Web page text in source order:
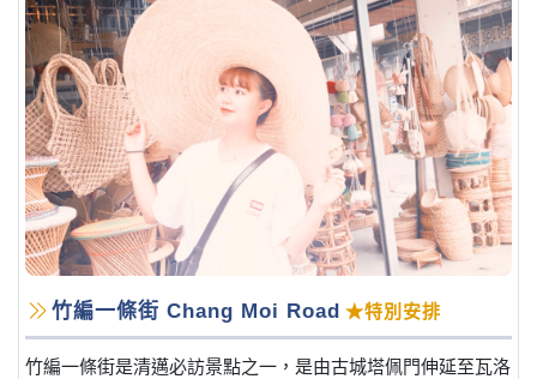
竹編一條街 Chang Moi Road ★特別安排
竹編一條街是清邁必訪景點之一，是由古城塔佩門伸延至瓦洛